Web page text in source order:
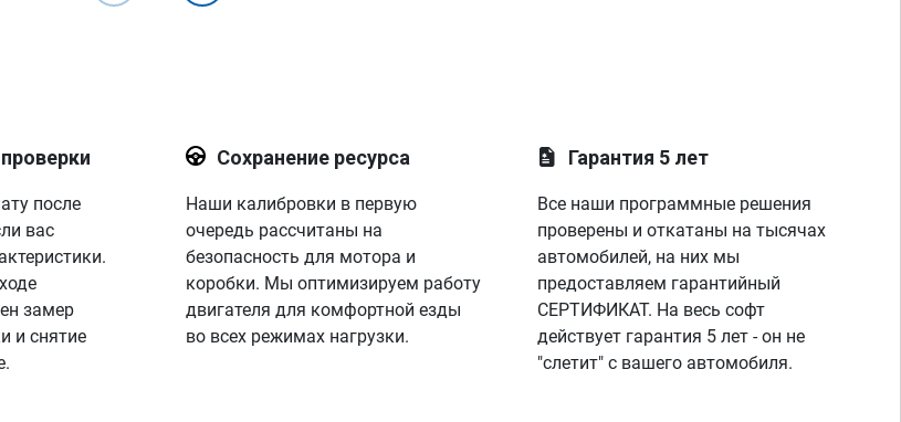
после
вас
замер
и снятие
Сохранение ресурса
Наши калибровки в первую
очередь рассчитаны на
безопасность для мотора и
коробки. Мы оптимизируем работу
двигателя для комфортной езды
во всех режимах нагрузки.
Гарантия 5 лет
Все наши программные решения
проверены и откатаны на тысячах
автомобилей, на них мы
предоставляем гарантийный
СЕРТИФИКАТ. На весь софт
действует гарантия 5 лет - он не
"слетит" с вашего автомобиля.